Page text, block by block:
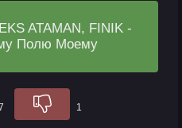
ATAMAN, FINIK -
Полю Моему
1